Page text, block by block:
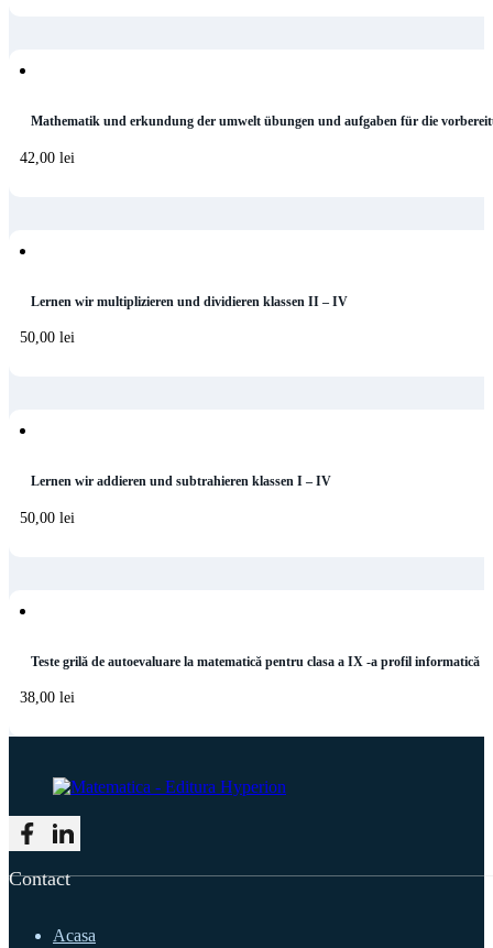
Mathematik und erkundung der umwelt übungen und aufgaben für die
42,00 lei
Lernen wir multiplizieren und dividieren klassen II – IV
50,00 lei
Lernen wir addieren und subtrahieren klassen I – IV
50,00 lei
Teste grilă de autoevaluare la matematică pentru clasa a IX -a profil informatică
38,00 lei
Follow me on Facebook
Follow me on LinkedIn
Contact
Acasa